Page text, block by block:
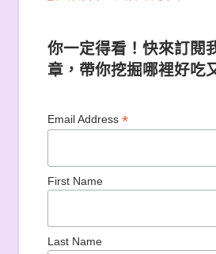
你一定得看！快來訂閱
章，帶你挖掘哪裡好吃
Email Address *
First Name
Last Name